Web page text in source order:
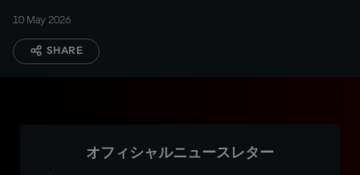
10 May 2026
SHARE
オフィシャルニュースレター